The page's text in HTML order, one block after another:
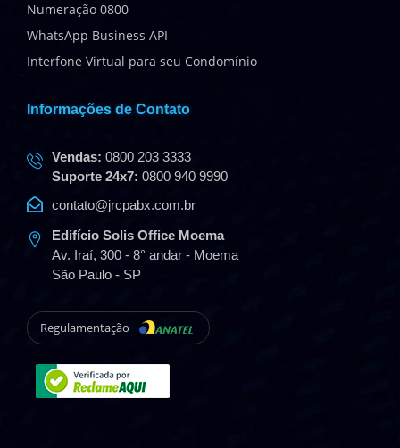
Numeração 0800
WhatsApp Business API
Interfone Virtual para seu Condomínio
Informações de Contato
Vendas: 0800 203 3333
Suporte 24x7: 0800 940 9990
contato@jrcpabx.com.br
Edifício Solis Office Moema
Av. Iraí, 300 - 8° andar - Moema
São Paulo - SP
Regulamentação